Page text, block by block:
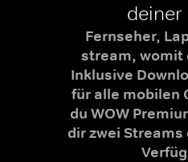
deiner
Fernseher,
stream, womit
Inklusive
für alle mobilen
du WOW
dir zwei